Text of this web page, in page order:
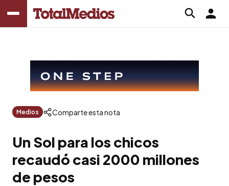
Medios Comparte esta nota
Un Sol para los chicos
recaudó casi 2000 millones
de pesos